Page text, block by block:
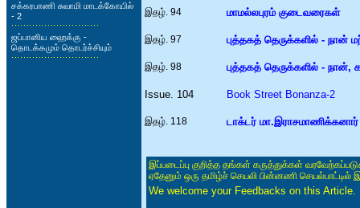
சக்கரபாணி சுவாமி மாடக்கோயில்
- 2
ஜப்பானிய ஹைக்கு -
தொடக்கமும் தொடர்ச்சியும்
இதழ். 94 மாமல்லபுரம் குடைவரைகள்
இதழ். 97 புத்தகத் தெருக்களில் - நான்
இதழ். 98 புத்தகத் தெருக்களில் - நான்,
Issue. 104 Book Street Bonanza-2
இதழ். 118 டாக்டர்
இப்படைப்பு குறித்த தங்கள் கருத்துக்கள்
ஏதேனும் ஒரு தமிழ்ச் செயலி பின்னணி செயல்பாட்டில்
We welcome your Feedbacks on this